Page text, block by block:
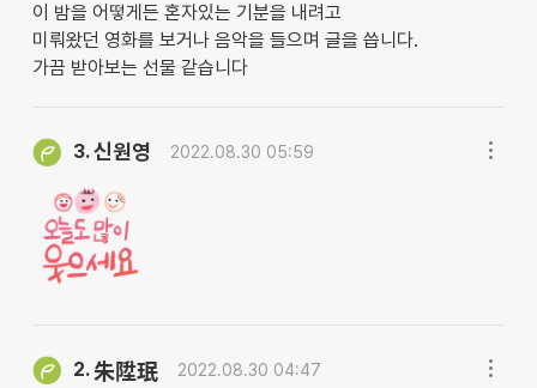
이 밤을 어떻게든 혼자있는 기분을 내려고
미뤄왔던 영화를 보거나 음악을 들으며 글을 씁니다.
가끔 받아보는 선물 같습니다
3.신원영 2022.08.30 05:59
2. 朱陞珉 2022.08.30 04:47